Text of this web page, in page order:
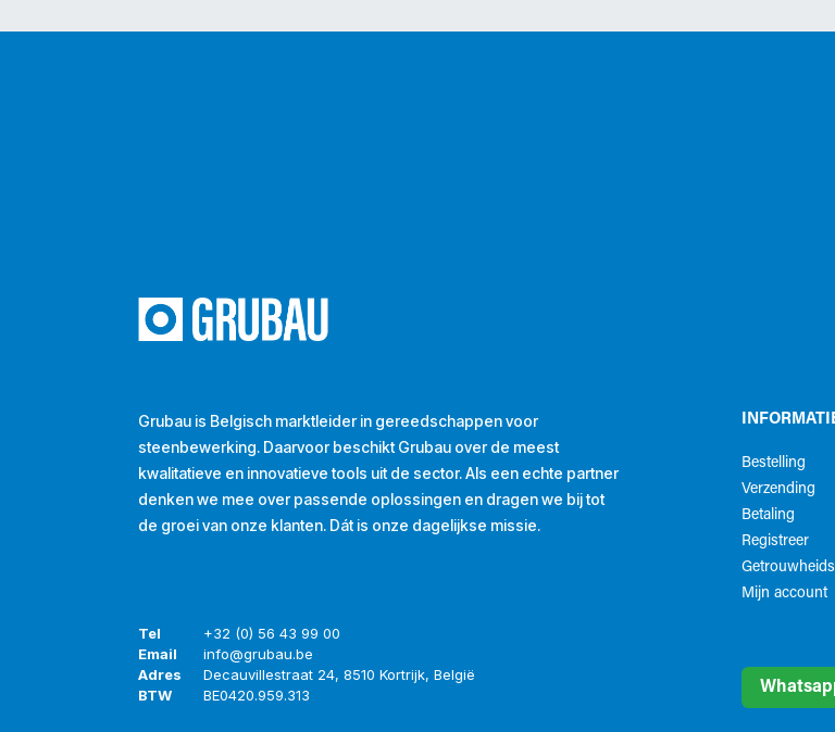
Bestelling
Verzending
Betaling
Registreer
Mijn account
Grubau is Belgisch marktleider in gereedschappen voor
steenbewerking. Daarvoor beschikt Grubau over de meest
kwalitatieve en innovatieve tools uit de sector. Als een echte partner
denken we mee over passende oplossingen en dragen we bij tot
de groei van onze klanten. Dát is onze dagelijkse missie.
Tel
+32 (0) 56 43 99 00
Email
info@grubau.be
Adres
Decauvillestraat 24, 8510 Kortrijk, België
BTW
BE0420.959.313